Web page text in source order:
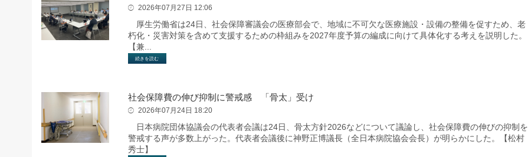
2026年07月27日 12:06
厚生労働省は24日、社会保障審議会の医療部会で、地域に不可欠な医療施設・設備の整備を促すため、老
朽化・災害対策を含めて支援するための枠組みを2027年度予算の編成に向けて具体化する考えを説明した。
【兼...
続きを読む
社会保障費の伸び抑制に警戒感 「骨太」受け
2026年07月24日 18:20
日本病院団体協議会の代表者会議は24日、骨太方針2026などについて議論し、社会保障費の伸びの抑制を
警戒する声が多数上がった。代表者会議後に神野正博議長（全日本病院協会会長）が明らかにした。【松村
秀士】